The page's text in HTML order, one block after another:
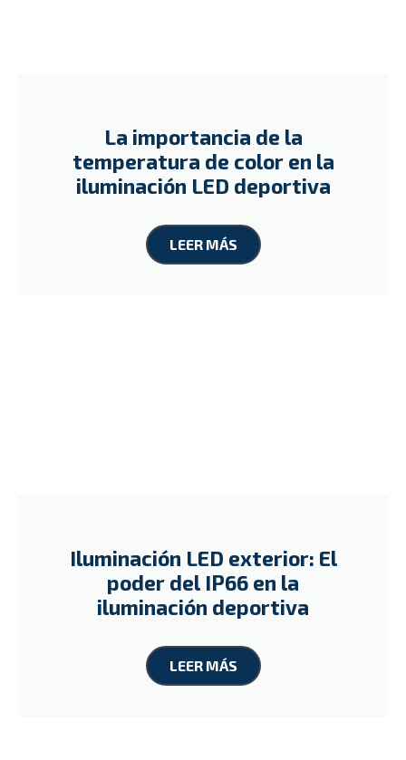
La importancia de la
temperatura de color en la
iluminación LED deportiva
LEER MÁS
Iluminación LED exterior: El
poder del IP66 en la
iluminación deportiva
LEER MÁS